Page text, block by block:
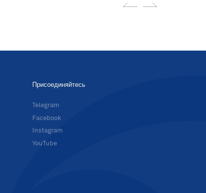
Присоединяйтесь
Telegram
Facebook
Instagram
YouTube